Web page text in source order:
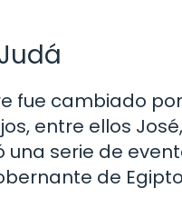
fue cambiado
entre ellos
serie de
de